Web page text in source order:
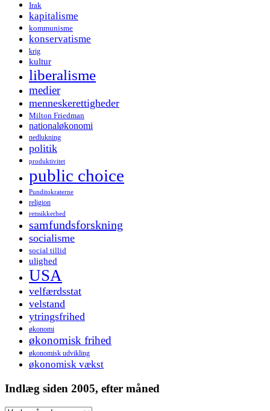
Irak
kapitalisme
kommunisme
konservatisme
krig
kultur
liberalisme
medier
menneskerettigheder
Milton Friedman
nationaløkonomi
nedlukning
politik
produktivitet
public choice
Punditokraterne
religion
retssikkerhed
samfundsforskning
socialisme
social tillid
ulighed
USA
velfærdsstat
velstand
ytringsfrihed
økonomi
økonomisk frihed
økonomisk udvikling
økonomisk vækst
Indlæg siden 2005, efter måned